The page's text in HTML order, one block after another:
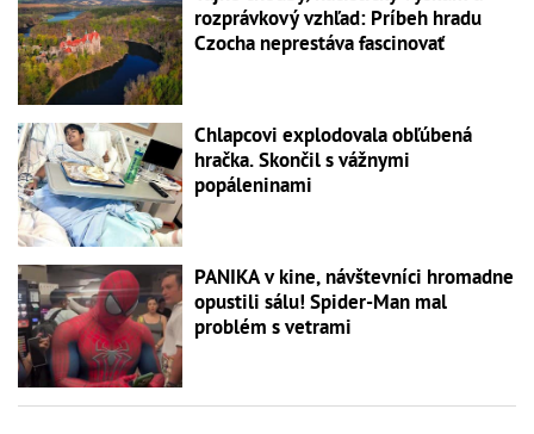
rozprávkový vzhľad: Príbeh hradu
Czocha neprestáva fascinovať
Chlapcovi explodovala obľúbená
hračka. Skončil s vážnymi
popáleninami
PANIKA v kine, návštevníci hromadne
opustili sálu! Spider-Man mal
problém s vetrami